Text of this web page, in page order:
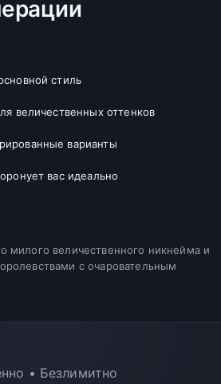
стиль
величественных оттенков
варианты
вас идеально
милого величественного никнейма и
с очаровательным
• Безлимитно